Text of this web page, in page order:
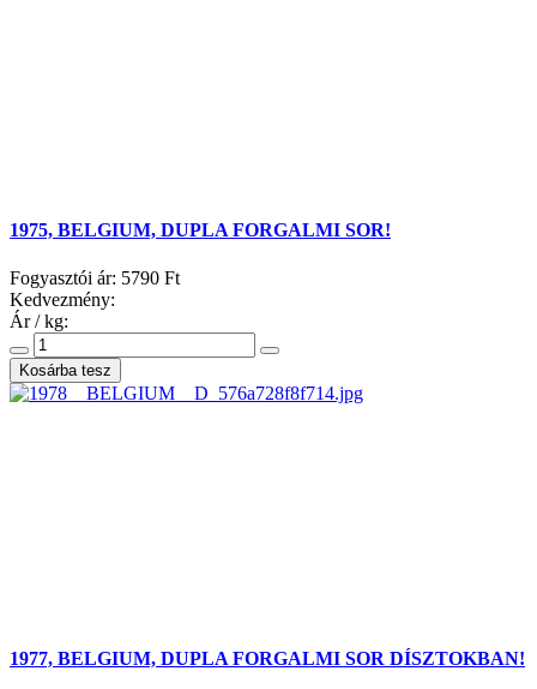
1975, BELGIUM, DUPLA FORGALMI SOR!
Fogyasztói ár: 5790 Ft
Kedvezmény:
Ár / kg:
1977, BELGIUM, DUPLA FORGALMI SOR DÍSZTOKBAN!